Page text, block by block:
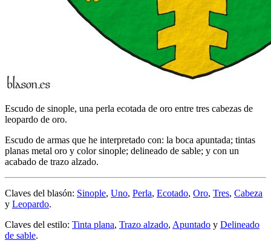
Escudo de sinople, una perla ecotada de oro entre tres cabezas de
leopardo de oro.
Escudo de armas que he interpretado con: la boca apuntada; tintas
planas metal oro y color sinople; delineado de sable; y con un
acabado de trazo alzado.
Claves del blasón: Sinople, Uno, Perla, Ecotado, Oro, Tres, Cabeza
y Leopardo.
Claves del estilo: Tinta plana, Trazo alzado, Apuntado y Delineado
de sable.